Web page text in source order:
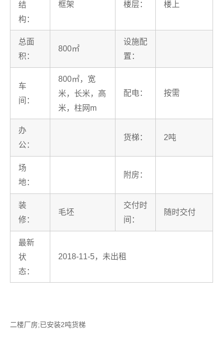
结
构：
框架 楼层： 楼上
总面
积：
800㎡
设施配
置：
车
间：
800㎡，宽
米，长米，高
米，柱网m
配电： 按需
办
公：
货梯： 2吨
场
地：
附房：
装
修：
毛坯
交付时
间：
随时交付
最新
状
态：
2018-11-5，未出租
二楼厂房;已安装2吨货梯